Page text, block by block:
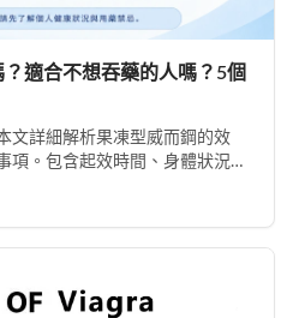
適合不想吞藥的人嗎？5個
文詳細解析果凍型威而鋼的效
項。包含起效時間、身體狀況影